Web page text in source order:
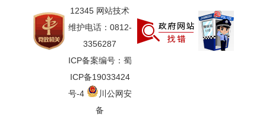
12345 网站技术
维护电话：0812-
3356287
ICP备案编号：蜀
ICP备19033424
号-4
川公网安
备